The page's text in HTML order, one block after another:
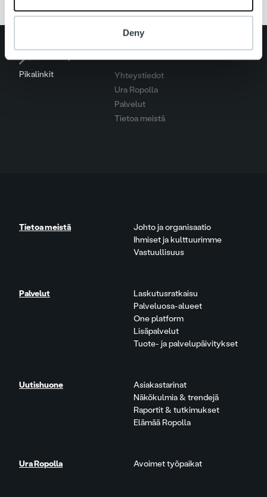
Deny
Pikalinkit
Yhteystiedot
Ura Ropolla
Palvelut
Tietoa meistä
Search for:
Tietoa meistä
Johto ja organisaatio
Ihmiset ja kulttuurimme
Vastuullisuus
Palvelut
Laskutusratkaisu
Palveluosa-alueet
One platform
Lisäpalvelut
Tuote- ja palvelupäivitykset
Uutishuone
Asiakastarinat
Näkökulmia & trendejä
Raportit & tutkimukset
Elämää Ropolla
Ura Ropolla Avoimet työpaikat